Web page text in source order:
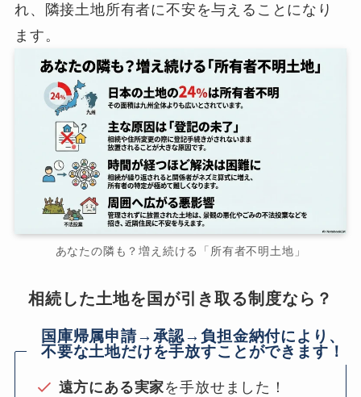
れ、隣接土地所有者に不安を与えることになり
ます。
あなたの隣も？増え続ける「所有者不明土地」
相続した土地を国が引き取る制度なら？
国庫帰属申請→承認→負担金納付により、
不要な土地だけを手放すことができます！
遠方にある実家を手放せました！